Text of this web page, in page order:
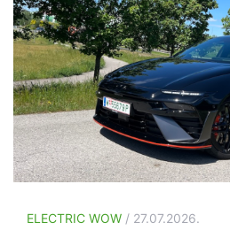
ELECTRIC WOW / 27.07.2026.